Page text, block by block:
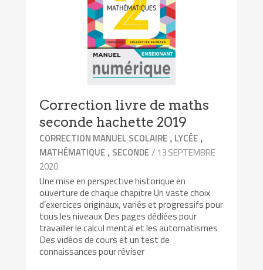
Correction livre de maths
seconde hachette 2019
CORRECTION MANUEL SCOLAIRE , LYCÉE ,
MATHÉMATIQUE , SECONDE/ 13 SEPTEMBRE
2020
Une mise en perspective historique en
ouverture de chaque chapitre Un vaste choix
d’exercices originaux, variés et progressifs pour
tous les niveaux Des pages dédiées pour
travailler le calcul mental et les automatismes
Des vidéos de cours et un test de
connaissances pour réviser